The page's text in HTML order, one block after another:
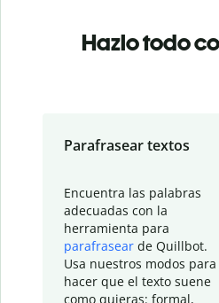
Hazlo todo
Parafrasear textos
Encuentra las palabras
adecuadas con la
herramienta para
parafrasear de Quillbot.
Usa nuestros modos para
hacer que el texto suene
como quieras: formal,